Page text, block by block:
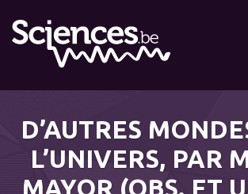
D’AUTRES
L’UNIVERS, PAR
MAYOR (OBS. ET